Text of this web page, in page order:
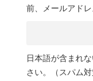
前、メールアドレ
日本語が含まれ
さい。（スパム対